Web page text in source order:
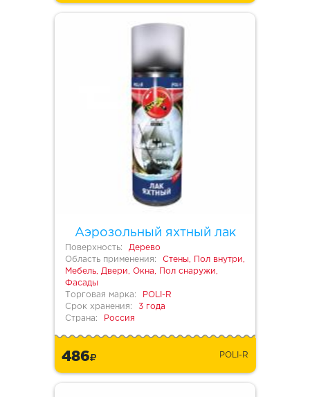
Аэрозольный яхтный лак
Поверхность:
Дерево
Область применения:
Стены, Пол внутри,
Мебель, Двери, Окна, Пол снаружи,
Фасады
Торговая марка:
POLI-R
Срок хранения:
3 года
Страна:
Россия
486 POLI-R